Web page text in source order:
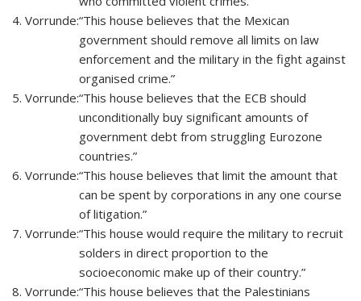
4. Vorrunde:“This house believes that the Mexican
government should remove all limits on law
enforcement and the military in the fight against
organised crime.”
5. Vorrunde:“This house believes that the ECB should
unconditionally buy significant amounts of
government debt from struggling Eurozone
countries.”
6. Vorrunde:“This house believes that limit the amount that
can be spent by corporations in any one course
of litigation.”
7. Vorrunde:“This house would require the military to recruit
solders in direct proportion to the
socioeconomic make up of their country.”
8. Vorrunde:“This house believes that the Palestinians